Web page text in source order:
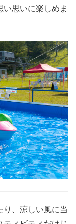
い思いに楽しめま
り、涼しい風に当